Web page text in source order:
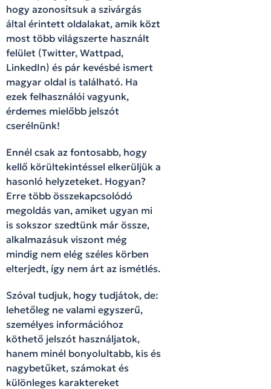
hogy azonosítsuk a szivárgás
által érintett oldalakat, amik közt
most több világszerte használt
felület (Twitter, Wattpad,
LinkedIn) és pár kevésbé ismert
magyar oldal is található. Ha
ezek felhasználói vagyunk,
érdemes mielőbb jelszót
cserélnünk!
Ennél csak az fontosabb, hogy
kellő körültekintéssel elkerüljük a
hasonló helyzeteket. Hogyan?
Erre több összekapcsolódó
megoldás van, amiket ugyan mi
is sokszor szedtünk már össze,
alkalmazásuk viszont még
mindig nem elég széles körben
elterjedt, így nem árt az ismétlés.
Szóval tudjuk, hogy tudjátok, de:
lehetőleg ne valami egyszerű,
személyes információhoz
köthető jelszót használjatok,
hanem minél bonyolultabb, kis és
nagybetűket, számokat és
különleges karaktereket